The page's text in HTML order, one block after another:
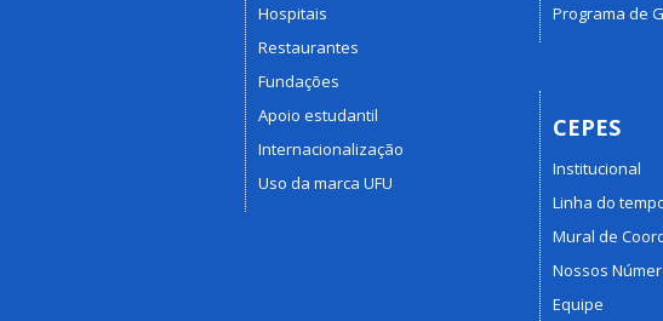
Hospitais
Restaurantes
Fundações
Apoio estudantil
Internacionalização
Uso da marca UFU
Programa de
CEPES
Institucional
Linha do
Mural de
Nossos
Equipe